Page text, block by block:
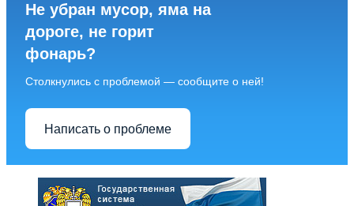
Не убран мусор, яма на
дороге, не горит
фонарь?
Столкнулись с проблемой — сообщите о ней!
Написать о проблеме